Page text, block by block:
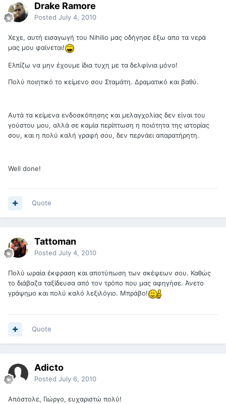
Drake Ramore
Posted July 4, 2010
Χεχε, αυτή εισαγωγή του Nihilio μας οδήγησε έξω απο τα νερά
μας μου φαίνεται!
Ελπίζω να μην έχουμε ίδια τυχη με τα δελφίνια μόνο!
Πολύ ποιητικό το κείμενο σου Σταμάτη. Δραματικό και βαθύ.
Αυτά τα κείμενα ενδοσκόπησης και μελαγχολίας δεν είναι του
γούστου μου, αλλά σε καμία περίπτωση η ποιότητα της ιστορίας
σου, και η πολύ καλή γραφή σου, δεν περνάει απαρατήρητη.
Well done!
Quote
Tattoman
Posted July 4, 2010
Πολύ ωραία έκφραση και αποτύπωση των σκέψεων σου. Καθώς
το διάβαζα ταξίδευσα από τον τρόπο που μας αφηγήσε. Άνετο
γράψημο και πολύ καλό λεξιλόγιο. Μπράβο!
Quote
Adicto
Posted July 6, 2010
Απόστολε, Γιώργο, ευχαριστώ πολύ!